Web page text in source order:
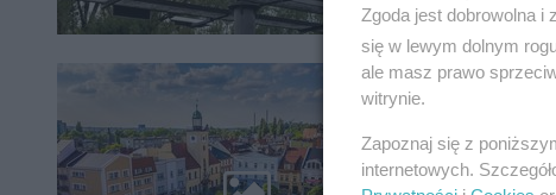
Urząd
odwrót.
Zgoda jest dobrowolna
się w lewym dolnym
ale masz prawo
witrynie.
Zapoznaj się z
internetowych.